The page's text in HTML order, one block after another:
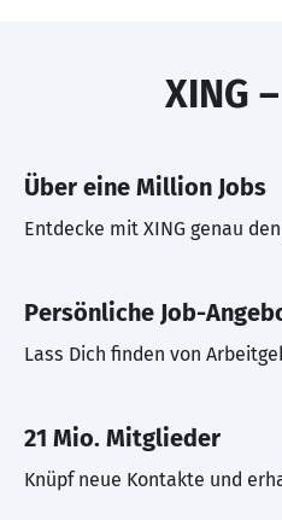
XING
Über eine Million Jobs
Entdecke mit XING genau
Persönliche Job-
Lass Dich finden von
21 Mio. Mitglieder
Knüpf neue Kontakte und